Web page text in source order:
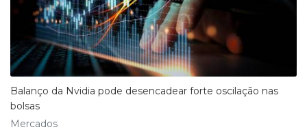
Balanço da Nvidia pode desencadear forte oscilação nas
bolsas
Mercados